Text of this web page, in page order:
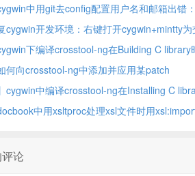
中用git去config配置用户名和邮箱出错
such file or directory
cygwin开发环境：右键打开cygwin+mintty为
件
下编译crosstool-ng在Building C library
error: #error "<uchar.h> requires
何向crosstool-ng中添加并应用某patch
cygwin中编译crosstool-ng在Installing C
错：configure: error: support for the
中用xsltproc处理xsl文件时用
论